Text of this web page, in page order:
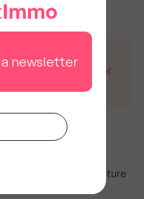
aidez-nous à rester
villes où la facture
newsletter